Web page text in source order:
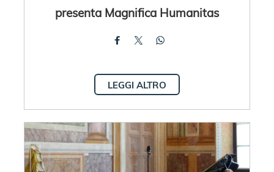
presenta Magnifica Humanitas
LEGGI ALTRO